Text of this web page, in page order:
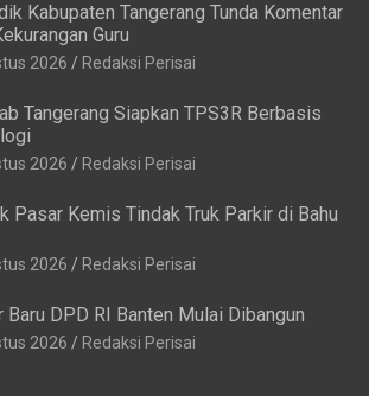
Kabupaten Tangerang Tunda Komentar
Guru
2026 Redaksi Perisai
Tangerang Siapkan TPS3R Berbasis
2026 Redaksi Perisai
Pasar Kemis Tindak Truk Parkir di Bahu
2026 Redaksi Perisai
Baru DPD RI Banten Mulai Dibangun
2026 Redaksi Perisai